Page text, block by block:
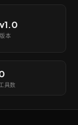
v1.0
版本
具数